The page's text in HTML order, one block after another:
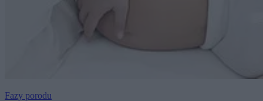
Fazy porodu